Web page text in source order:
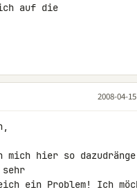
auf die
2008-04-
mich hier so
ein Problem! Ich